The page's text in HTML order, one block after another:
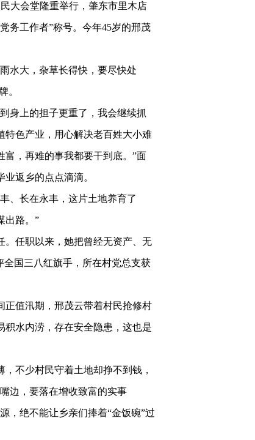
大会堂隆重举行，肇东市里木店
务工作者”称号。今年45岁的邢茂
水大，杂草长得快，要尽快处
。
身上的担子更重了，我会继续抓
特色产业，用心解决老百姓大小难
，再难的事我都要干到底。”面
返乡的点点滴滴。
、长在永丰，这片土地养育了
出路。”
。任职以来，她把曾经无资产、无
全国三八红旗手，所在村党总支获
正值汛期，邢茂云带着村民抢修村
积水内涝，存在安全隐患，这也是
不少村民守着土地却挣不到钱，
边，要落在增收致富的实事
，绝不能让乡亲们捧着“金饭碗”过